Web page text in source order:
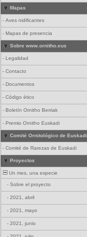
Mapas
- Aves nidificantes
- Mapas de presencia
Sobre www.ornitho.eus
- Legalidad
- Contacto
- Documentos
- Código ético
- Boletín Ornitho Berriak
- Premio Ornitho Euskadi
Comité Ornitológico de Euskadi
- Comité de Rarezas de Euskadi
Proyectos
Un mes, una especie
- Sobre el proyecto
- 2021, abril
- 2021, mayo
- 2021, junio